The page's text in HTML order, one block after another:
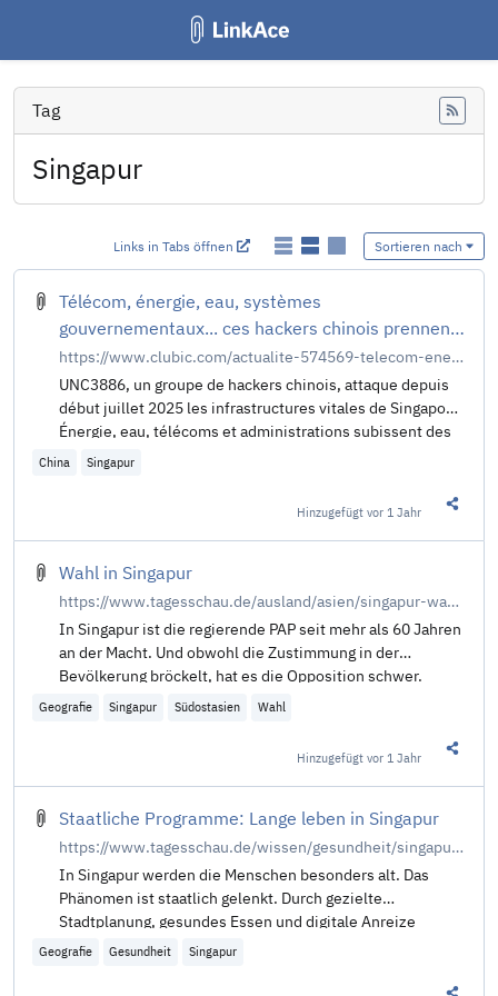
Tag
Singapur
Links in Tabs öffnen Sortieren nach
Télécom, énergie, eau, systèmes
gouvernementaux... ces hackers chinois prennent
le contrôle de Singapour
https://www.clubic.com/actualite-574569-telecom-energie-eau-systemes-gouvernementaux-ces-hackers-chinois-prennent-le-controle-de-singapour.html
UNC3886, un groupe de hackers chinois, attaque depuis
début juillet 2025 les infrastructures vitales de Singapour.
Énergie, eau, télécoms et administrations subissent des
intrusions simultanées via des failles zero-day.
China Singapur
Hinzugefügtvor 1 Jahr
Wahl in Singapur
https://www.tagesschau.de/ausland/asien/singapur-wahl-100.html
In Singapur ist die regierende PAP seit mehr als 60 Jahren
an der Macht. Und obwohl die Zustimmung in der
Bevölkerung bröckelt, hat es die Opposition schwer.
Heute wird ein neues Parlament gewählt. Von Jennifer
Geografie Singapur Südostasien Wahl
Hinzugefügtvor 1 Jahr
Staatliche Programme: Lange leben in Singapur
https://www.tagesschau.de/wissen/gesundheit/singapur-blaue-zone-alter-100.html
In Singapur werden die Menschen besonders alt. Das
Phänomen ist staatlich gelenkt. Durch gezielte
Stadtplanung, gesundes Essen und digitale Anreize
fördert Singapur einen aktiven Lebensstil. Von J. Kurrat
Geografie Gesundheit Singapur